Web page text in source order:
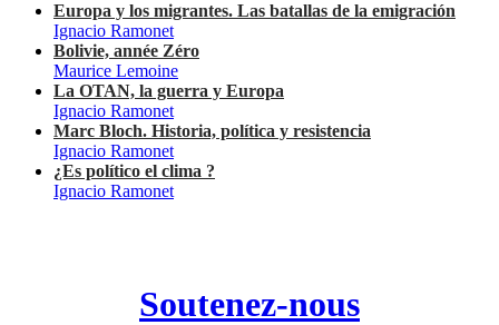
Europa y los migrantes. Las batallas de la emigración
Ignacio Ramonet
Bolivie, année Zéro
Maurice Lemoine
La OTAN, la guerra y Europa
Ignacio Ramonet
Marc Bloch. Historia, política y resistencia
Ignacio Ramonet
¿Es político el clima ?
Ignacio Ramonet
Soutenez-nous